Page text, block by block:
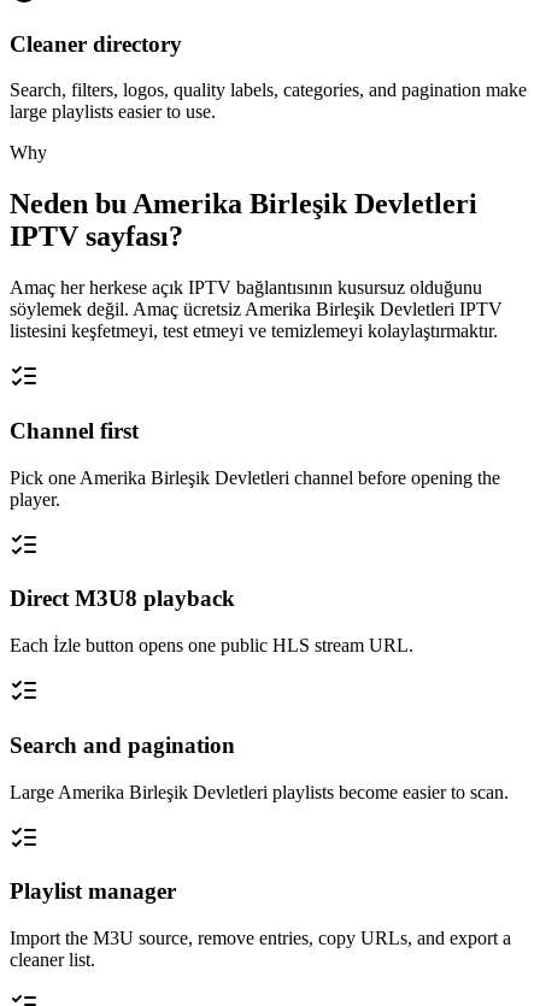
Cleaner directory
Search, filters, logos, quality labels, categories, and pagination make
large playlists easier to use.
Why
Neden bu Amerika Birleşik Devletleri
IPTV sayfası?
Amaç her herkese açık IPTV bağlantısının kusursuz olduğunu
söylemek değil. Amaç ücretsiz Amerika Birleşik Devletleri IPTV
listesini keşfetmeyi, test etmeyi ve temizlemeyi kolaylaştırmaktır.
Channel first
Pick one Amerika Birleşik Devletleri channel before opening the
player.
Direct M3U8 playback
Each İzle button opens one public HLS stream URL.
Search and pagination
Large Amerika Birleşik Devletleri playlists become easier to scan.
Playlist manager
Import the M3U source, remove entries, copy URLs, and export a
cleaner list.